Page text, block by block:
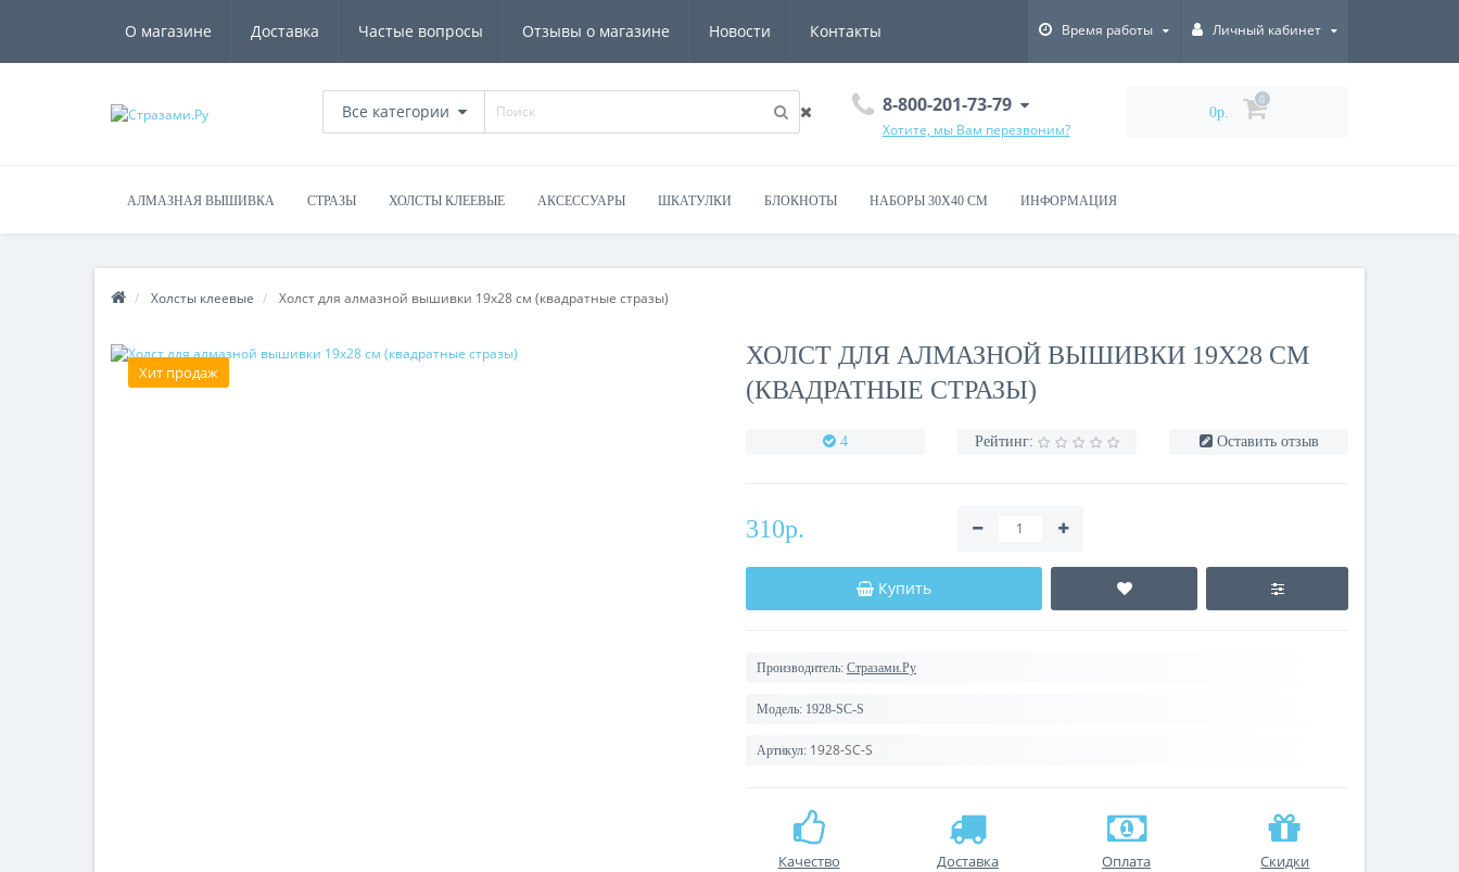
О магазине Доставка Частые вопросы Отзывы о магазине Новости Контакты Время работы Личный кабинет
Все категории 8-800-201-73-79
Хотите, мы Вам перезвоним?
0р.
0
АЛМАЗНАЯ ВЫШИВКА СТРАЗЫ ХОЛСТЫ КЛЕЕВЫЕ АКСЕССУАРЫ ШКАТУЛКИ БЛОКНОТЫ НАБОРЫ 30Х40 СМ ИНФОРМАЦИЯ
Холсты клеевые Холст для алмазной вышивки 19х28 см (квадратные стразы)
Хит продаж
ХОЛСТ ДЛЯ АЛМАЗНОЙ ВЫШИВКИ 19Х28 СМ
(КВАДРАТНЫЕ СТРАЗЫ)
4 Рейтинг: Оставить отзыв
310р.
Купить
Производитель: Стразами.Ру
Модель: 1928-SC-S
Артикул: 1928-SC-S
Качество Доставка Оплата Скидки